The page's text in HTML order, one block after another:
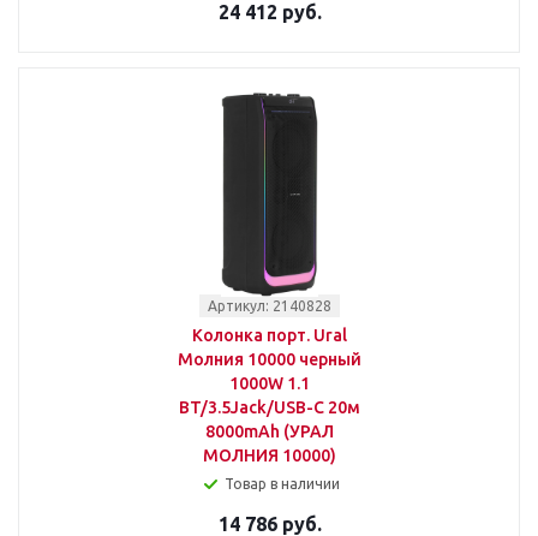
24 412 руб.
Артикул: 2140828
Колонка порт. Ural
Молния 10000 черный
1000W 1.1
BT/3.5Jack/USB-C 20м
8000mAh (УРАЛ
МОЛНИЯ 10000)
Товар в наличии
14 786 руб.